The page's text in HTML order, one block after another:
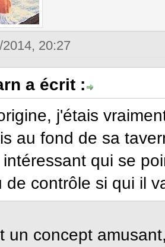
20:27
a écrit :
j'étais
au fond de sa
intéressant qui se
de contrôle si qui il
un concept